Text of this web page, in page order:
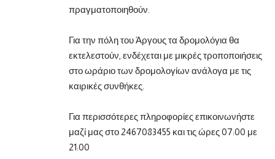
πραγματοποιηθούν.
Για την πόλη του Άργους τα δρομολόγια θα
εκτελεστούν, ενδέχεται με μικρές τροποποιήσεις
στο ωράριο των δρομολογίων ανάλογα με τις
καιρικές συνθήκες.
Για περισσότερες πληροφορίες επικοινωνήστε
μαζί μας στο 2467083455 και τις ώρες 07:00 με
21:00